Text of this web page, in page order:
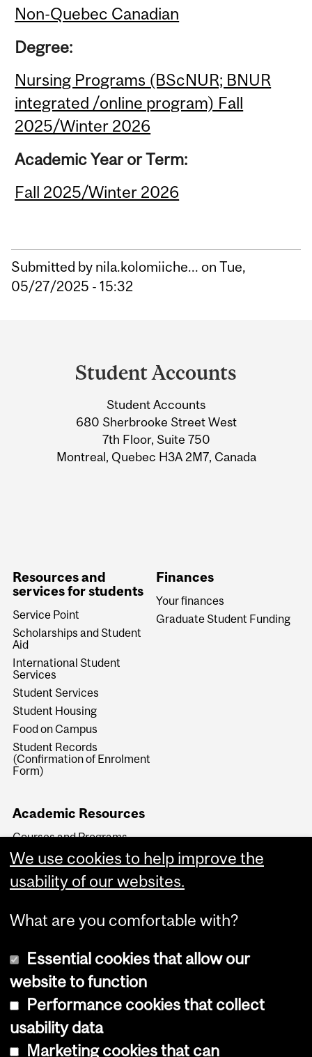
Non-Quebec Canadian
Degree:
Nursing Programs (BScNUR; BNUR
integrated /online program) Fall
2025/Winter 2026
Academic Year or Term:
Fall 2025/Winter 2026
Submitted by nila.kolomiiche... on Tue,
05/27/2025 - 15:32
Information
Student Accounts
Student Accounts
680 Sherbrooke Street West
7th Floor, Suite 750
Montreal, Quebec H3A 2M7, Canada
Resources and
services for students
Service Point
Scholarships and Student
Aid
International Student
Services
Student Services
Student Housing
Food on Campus
Student Records
(Confirmation of Enrolment
Form)
Finances
Your finances
Graduate Student Funding
Academic Resources
Courses and Programs
Key Academic Dates
Faculty Transfers and
Readmissions
Copyright © 2026 McGill University
Cookie notice
We use cookies to help improve the
usability of our websites.
What are you comfortable with?
Essential cookies that allow our
website to function
Performance cookies that collect
usability data
Marketing cookies that can